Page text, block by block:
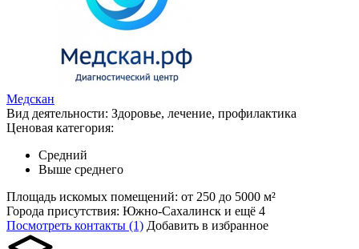
Медскан
Вид деятельности: Здоровье, лечение, профилактика
Ценовая категория:
Средний
Выше среднего
Площадь искомых помещений: от 250 до 5000 м²
Города присутствия: Южно-Сахалинск и ещё 4
Посмотреть контакты (1) Добавить в избранное